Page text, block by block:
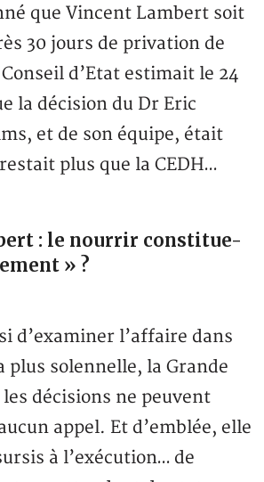
que Vincent Lambert soit
30 jours de privation de
d’Etat estimait le 24
la décision du Dr Eric
et de son équipe, était
plus que la CEDH…
: le nourrir constitue-
» ?
d’examiner l’affaire dans
plus solennelle, la Grande
décisions ne peuvent
appel. Et d’emblée, elle
à l’exécution… de